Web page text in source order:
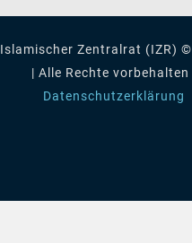
Islamischer Zentralrat (IZR)
| Alle Rechte vorbehalten
Datenschutzerklärung